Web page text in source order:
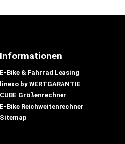
Informationen
E-Bike & Fahrrad Leasing
linexo by WERTGARANTIE
CUBE Größenrechner
E-Bike Reichweitenrechner
Sitemap